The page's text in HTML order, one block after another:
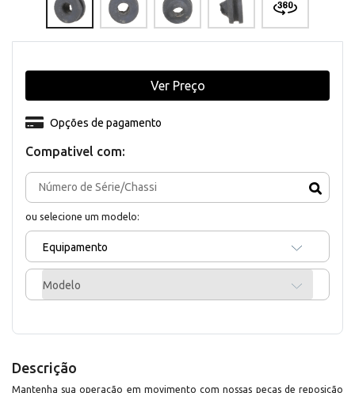
Compativel com:
ou selecione um modelo:
Equipamento
Modelo
Opções de pagamento
Ver Preço
Descrição
Mantenha sua operação em movimento com nossas peças de reposição